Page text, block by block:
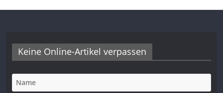
Keine Online-Artikel verpassen